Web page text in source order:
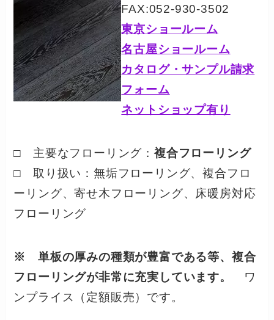
FAX:052-930-3502
東京ショールーム
名古屋ショールーム
カタログ・サンプル請求
フォーム
ネットショップ有り
□ 主要なフローリング：複合フローリング
□ 取り扱い：無垢フローリング、複合フロ
ーリング、寄せ木フローリング、床暖房対応
フローリング
※ 単板の厚みの種類が豊富である等、複合
フローリングが非常に充実しています。
ワ
ンプライス（定額販売）です。